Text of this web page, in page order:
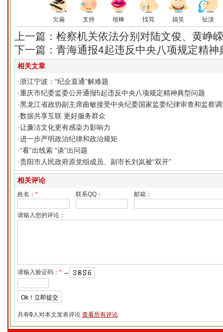
欠扁 支持 很棒 找骂 搞笑 扯淡
上一篇：检察机关依法分别对陆文俊、黄峥
下一篇：青海通报4起违反中央八项规定精神
相关文章
·浙江宁波：“纪企直通”解难题
·重庆市纪委监委公开通报5起违反中央八项规定精神典型问题
·黑龙江省政协副主席曲敏接受中央纪委国家监委纪律审查和监察
·数据共享互联 更好服务群众
·让廉洁文化更有感染力影响力
·进一步严明政治纪律和政治规矩
·“看”出线索 “谈”出问题
·贵阳市人民政府原党组成员、副市长刘岚被“双开”
相关评论
姓名： * 联系QQ： 邮箱：
请输入您的评论：
请输入验证码： *→
共有0人对本文发表评论 查看所有评论